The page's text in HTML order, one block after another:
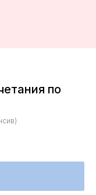
по